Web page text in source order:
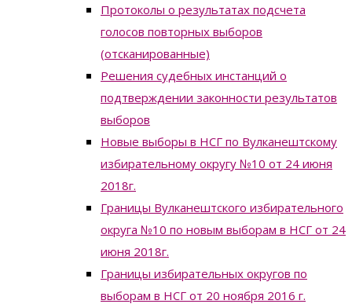
Протоколы о результатах подсчета
голосов повторных выборов
(отсканированные)
Решения судебных инстанций о
подтверждении законности результатов
выборов
Новые выборы в НСГ по Вулканештскому
избирательному округу №10 от 24 июня
2018г.
Границы Вулканештского избирательного
округа №10 по новым выборам в НСГ от 24
июня 2018г.
Границы избирательных округов по
выборам в НСГ от 20 ноября 2016 г.